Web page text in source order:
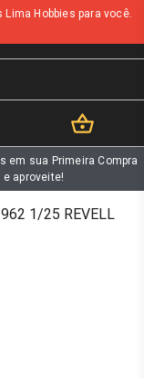
Hobbies para você.
em sua Primeira Compra
e aproveite!
1/25 REVELL